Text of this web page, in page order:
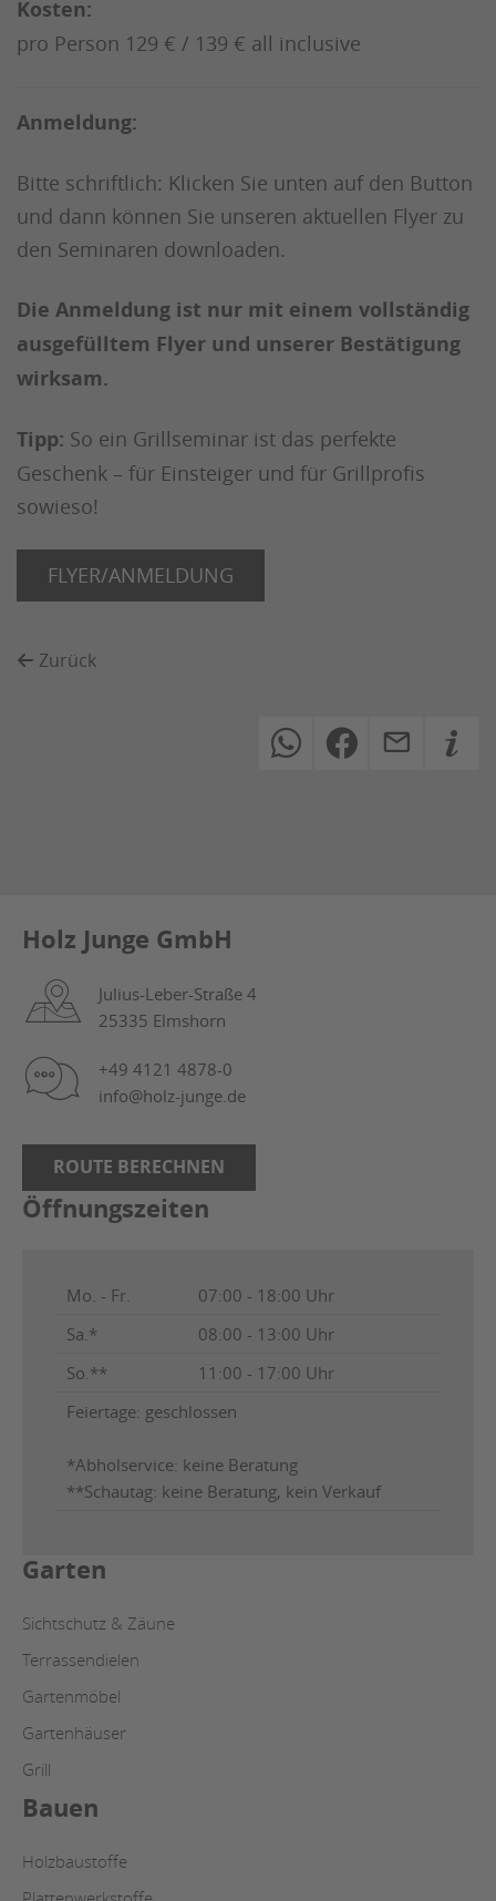
Kosten:
pro Person 129 € / 139 € all inclusive
Anmeldung:
Bitte schriftlich: Klicken Sie unten auf den Button
und dann können Sie unseren aktuellen Flyer zu
den Seminaren downloaden.
Die Anmeldung ist nur mit einem vollständig
ausgefülltem Flyer und unserer Bestätigung
wirksam.
Tipp: So ein Grillseminar ist das perfekte
Geschenk – für Einsteiger und für Grillprofis
sowieso!
FLYER/ANMELDUNG
Zurück
Holz Junge GmbH
Julius-Leber-Straße 4
25335 Elmshorn
+49 4121 4878-0
info@holz-junge.de
ROUTE BERECHNEN
Öffnungszeiten
Mo. - Fr.
07:00 - 18:00 Uhr
Sa.*
08:00 - 13:00 Uhr
So.**
11:00 - 17:00 Uhr
Feiertage: geschlossen
*Abholservice: keine Beratung
**Schautag: keine Beratung, kein Verkauf
Garten
Sichtschutz & Zäune
Terrassendielen
Gartenmöbel
Gartenhäuser
Grill
Bauen
Holzbaustoffe